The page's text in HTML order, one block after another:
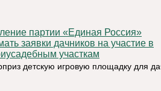
заявки дачников на участие в
участкам
детскую игровую площадку для